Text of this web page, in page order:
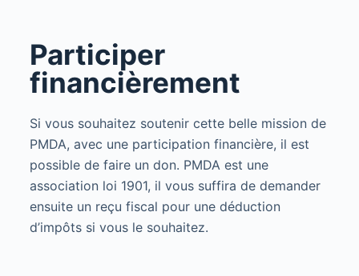
Participer
financièrement
Si vous souhaitez soutenir cette belle mission de
PMDA, avec une participation financière, il est
possible de faire un don. PMDA est une
association loi 1901, il vous suffira de demander
ensuite un reçu fiscal pour une déduction
d’impôts si vous le souhaitez.